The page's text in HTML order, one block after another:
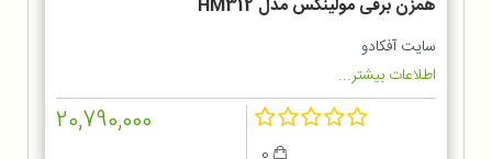
همزن برقی مولینکس مدل HM312
سایت آفکادو
اطلاعات بیشتر...
20,790,000